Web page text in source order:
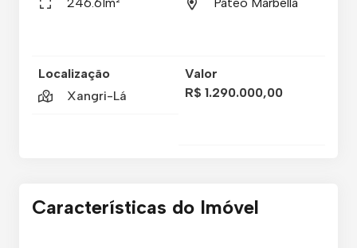
246.61m²
Páteo Marbella
Localização
Xangri-Lá
Valor
R$ 1.290.000,00
Características do Imóvel